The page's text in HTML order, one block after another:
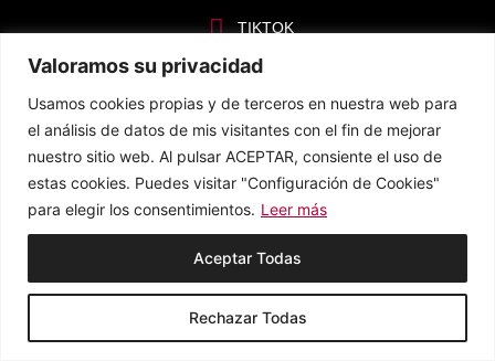
Valoramos su privacidad
Usamos cookies propias y de terceros en nuestra web para
el análisis de datos de mis visitantes con el fin de mejorar
nuestro sitio web. Al pulsar ACEPTAR, consiente el uso de
estas cookies. Puedes visitar "Configuración de Cookies"
para elegir los consentimientos. Leer más
Rechazar Todas
Aceptar Todas
TIKTOK